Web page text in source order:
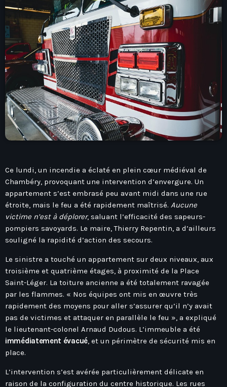
play_arrow Seven Ile-De-France
Love Like Fun
News
keyboard_arrow_down
Auvergne-Rhône-Alpes
Bourgogne-Franche-Comté
Centre-Val De Loire
Corse
Grand-Est
Hauts-De-France
Normandie
Occitanie
Pays-De-La-Loire
Podcasts
L’équipe
Contact
Contacts
Ce lundi, un incendie a éclaté en plein cœur médiéval de
Chambéry, provoquant une intervention d’envergure. Un
appartement s’est embrasé peu avant midi dans une rue
étroite, mais le feu a été rapidement maîtrisé. Aucune
victime n’est à déplorer, saluant l’efficacité des sapeurs-
pompiers savoyards. Le maire, Thierry Repentin, a d’ailleurs
souligné la rapidité d’action des secours.
Le sinistre a touché un appartement sur deux niveaux, aux
troisième et quatrième étages, à proximité de la Place
Saint-Léger. La toiture ancienne a été totalement ravagée
par les flammes. « Nos équipes ont mis en œuvre très
rapidement des moyens pour aller s’assurer qu’il n’y avait
pas de victimes et attaquer en parallèle le feu », a expliqué
le lieutenant-colonel Arnaud Dudous. L’immeuble a été
immédiatement évacué, et un périmètre de sécurité mis en
place.
L’intervention s’est avérée particulièrement délicate en
raison de la configuration du centre historique. Les rues